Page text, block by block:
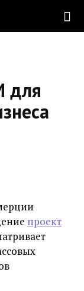
для
проект